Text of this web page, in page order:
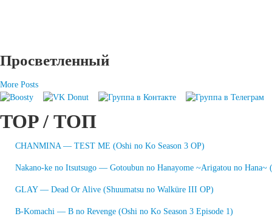
Просветленный
More Posts
TOP / ТОП
CHANMINA — TEST ME (Oshi no Ko Season 3 OP)
Nakano-ke no Itsutsugo — Gotoubun no Hanayome ~Arigatou no Hana~
GLAY — Dead Or Alive (Shuumatsu no Walküre III OP)
B-Komachi — B no Revenge (Oshi no Ko Season 3 Episode 1)